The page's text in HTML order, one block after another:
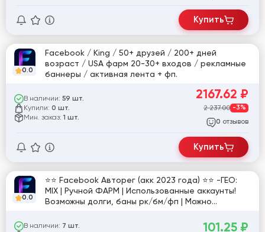
Купить
0.0
Facebook / King / 50+ друзей / 200+ дней
возраст / USA фарм 20-30+ входов / рекламные
баннеры / активная лента + фп.
В наличии: 59 шт.
Купили: 0 шт.
Мин. заказ: 1 шт.
2167.62 ₽
2 237.00 -3%
0 отзывов
Купить
0.0
⭐⭐ Facebook Авторег (акк 2023 года) ⭐⭐ -ГЕО:
MIX | Ручной ФАРМ | Использованные аккаунты!
Возможны долги, баны рк/бм/фп | Можно
В наличии: 7 шт. 101.25 ₽